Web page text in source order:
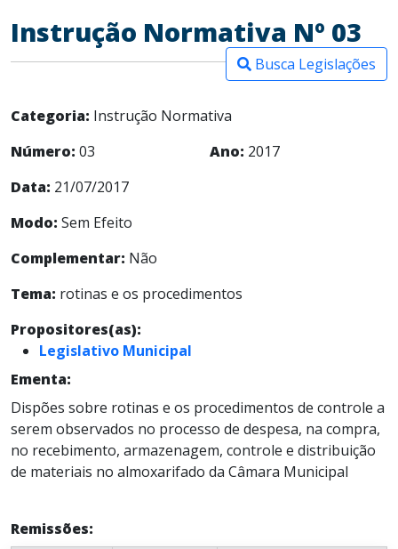
Instrução Normativa Nº 03
Busca Legislações
Categoria: Instrução Normativa
Número: 03 Ano: 2017
Data: 21/07/2017
Modo: Sem Efeito
Complementar: Não
Tema: rotinas e os procedimentos
Propositores(as):
Legislativo Municipal
Ementa:
Dispões sobre rotinas e os procedimentos de controle a
serem observados no processo de despesa, na compra,
no recebimento, armazenagem, controle e distribuição
de materiais no almoxarifado da Câmara Municipal
Remissões: